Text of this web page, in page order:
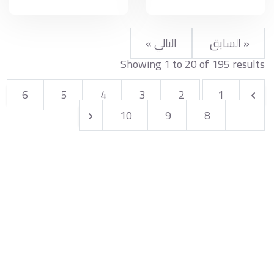
« السابق
التالي »
Showing1to20of195results
1
2
3
4
5
6
8
9
10